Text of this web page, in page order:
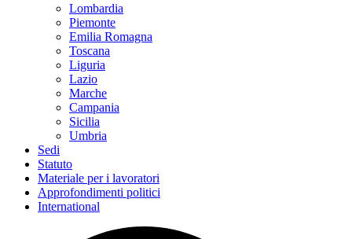
Lombardia
Piemonte
Emilia Romagna
Toscana
Liguria
Lazio
Marche
Campania
Sicilia
Umbria
Sedi
Statuto
Materiale per i lavoratori
Approfondimenti politici
International